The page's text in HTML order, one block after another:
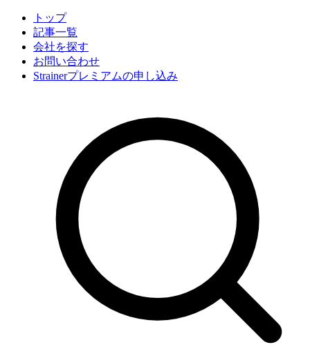
トップ
記事一覧
会社を探す
お問い合わせ
Strainerプレミアムの申し込み